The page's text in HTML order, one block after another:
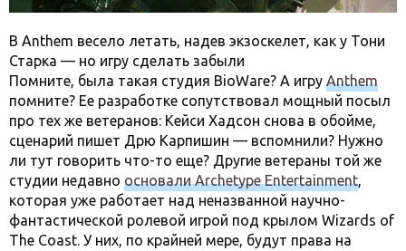
В Anthem весело летать, надев экзоскелет, как у Тони
Старка — но игру сделать забыли
Помните, была такая студия BioWare? А игру Anthem
помните? Ее разработке сопутствовал мощный посыл
про тех же ветеранов: Кейси Хадсон снова в обойме,
сценарий пишет Дрю Карпишин — вспомнили? Нужно
ли тут говорить что-то еще? Другие ветераны той же
студии недавно основали Archetype Entertainment,
которая уже работает над неназванной научно-
фантастической ролевой игрой под крылом Wizards of
The Coast. У них, по крайней мере, будут права на